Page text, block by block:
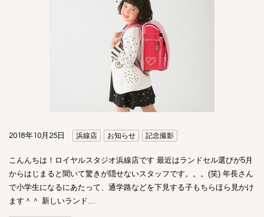
2018年10月25日 浜線店 お知らせ 記念撮影
こんんちは！ロイヤルスタジオ浜線店です 最近はランドセル選びが5月
からはじまると聞いて驚きが隠せないスタッフです。。。(笑) 年長さん
で小学生になるにあたって、通学路などを下見する子もちらほら見かけ
ます＾＾ 新しいランド…